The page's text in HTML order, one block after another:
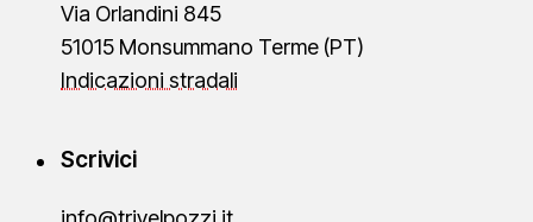
Via Orlandini 845
51015 Monsummano Terme (PT)
Indicazioni stradali
Scrivici